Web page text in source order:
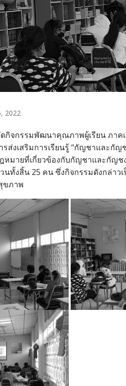
2022
กิจกรรมพัฒนาคุณภาพผู้เรียน ภาค
รส่งเสริมการเรียนรู้ “กัญชาและ
มายที่เกี่ยวข้องกับกัญชาและกัญช
นทั้งสิ้น 25 คน ซึ่งกิจกรรมดังกล่
ขภาพ